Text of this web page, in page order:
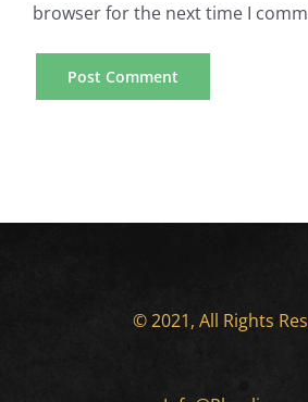
browser for the next time I
© 2021, All Rights